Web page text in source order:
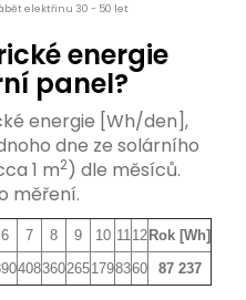
elektřinu 30 - 50 let
energie
panel?
energie [Wh/den],
dne ze solárního
1 m2) dle měsíců.
měření.
6 7 8 9 10 11 12Rok [Wh]
4083602651798360 87 237